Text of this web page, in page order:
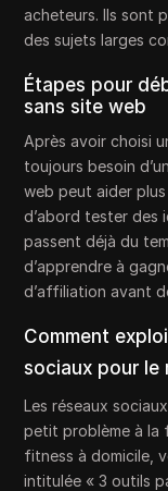
acheteurs. Ils sont
des sujets larges
Étapes pour
sans site web
Après avoir choisi
toujours besoin
web peut aider
d’abord tester des
passent déjà du
d’apprendre à
d’affiliation avant
Comment
sociaux pour le
Les réseaux
petit problème à la
fitness à domicile,
intitulée « 3 outils